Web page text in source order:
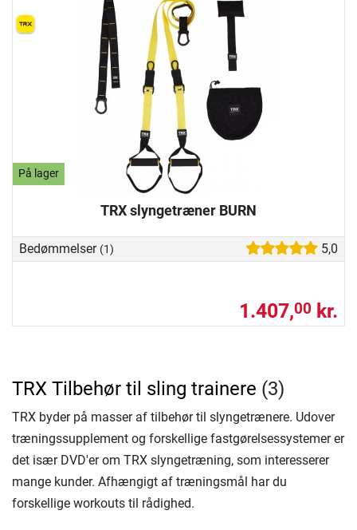
På lager
TRX slyngetræner BURN
Bedømmelser (1) 5,0
1.407,00 kr.
TRX Tilbehør til sling trainere (3)
TRX byder på masser af tilbehør til slyngetrænere. Udover
træningssupplement og forskellige fastgørelsessystemer er
det især DVD'er om TRX slyngetræning, som interesserer
mange kunder. Afhængigt af træningsmål har du
forskellige workouts til rådighed.